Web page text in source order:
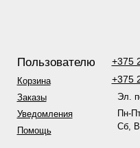
Пользователю
Корзина
Заказы
Уведомления
Помощь
+375
+375
Эл.
Пн-
Сб,